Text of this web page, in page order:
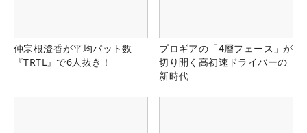
仲宗根澄香が平均パット数
『TRTL』で6人抜き！
プロギアの「4層フェース」が
切り開く高初速ドライバーの
新時代